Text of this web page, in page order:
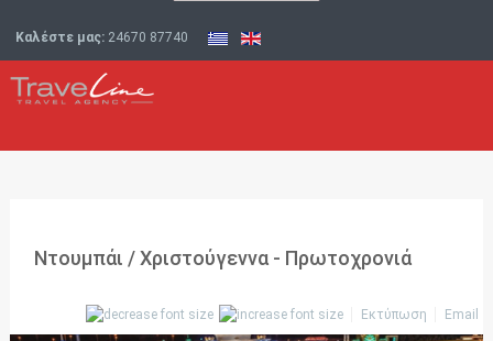
Καλέστε μας: 24670 87740
Ντουμπάι / Χριστούγεννα - Πρωτοχρονιά
Εκτύπωση Email